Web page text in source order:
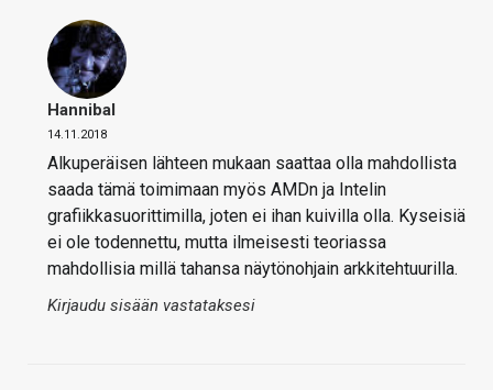
Hannibal
14.11.2018
Alkuperäisen lähteen mukaan saattaa olla mahdollista
saada tämä toimimaan myös AMDn ja Intelin
grafiikkasuorittimilla, joten ei ihan kuivilla olla. Kyseisiä
ei ole todennettu, mutta ilmeisesti teoriassa
mahdollisia millä tahansa näytönohjain arkkitehtuurilla.
Kirjaudu sisään vastataksesi